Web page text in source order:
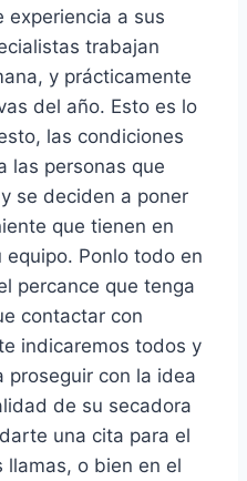
experiencia a sus
trabajan
y prácticamente
del año. Esto es lo
las condiciones
las personas que
se deciden a poner
que tienen en
Ponlo todo en
percance que tenga
contactar con
indicaremos todos y
proseguir con la idea
de su secadora
una cita para el
llamas, o bien en el